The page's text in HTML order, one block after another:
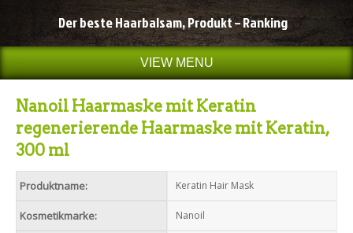
Der beste Haarbalsam, Produkt – Ranking
VIEW MENU
Nanoil Haarmaske mit Keratin
regenerierende Haarmaske mit Keratin,
300 ml
Produktname: Keratin Hair Mask
Kosmetikmarke: Nanoil